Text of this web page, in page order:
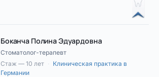
Боканча Полина Эдуардовна
Стоматолог-терапевт
Стаж — 10 лет · Клиническая практика в
Германии